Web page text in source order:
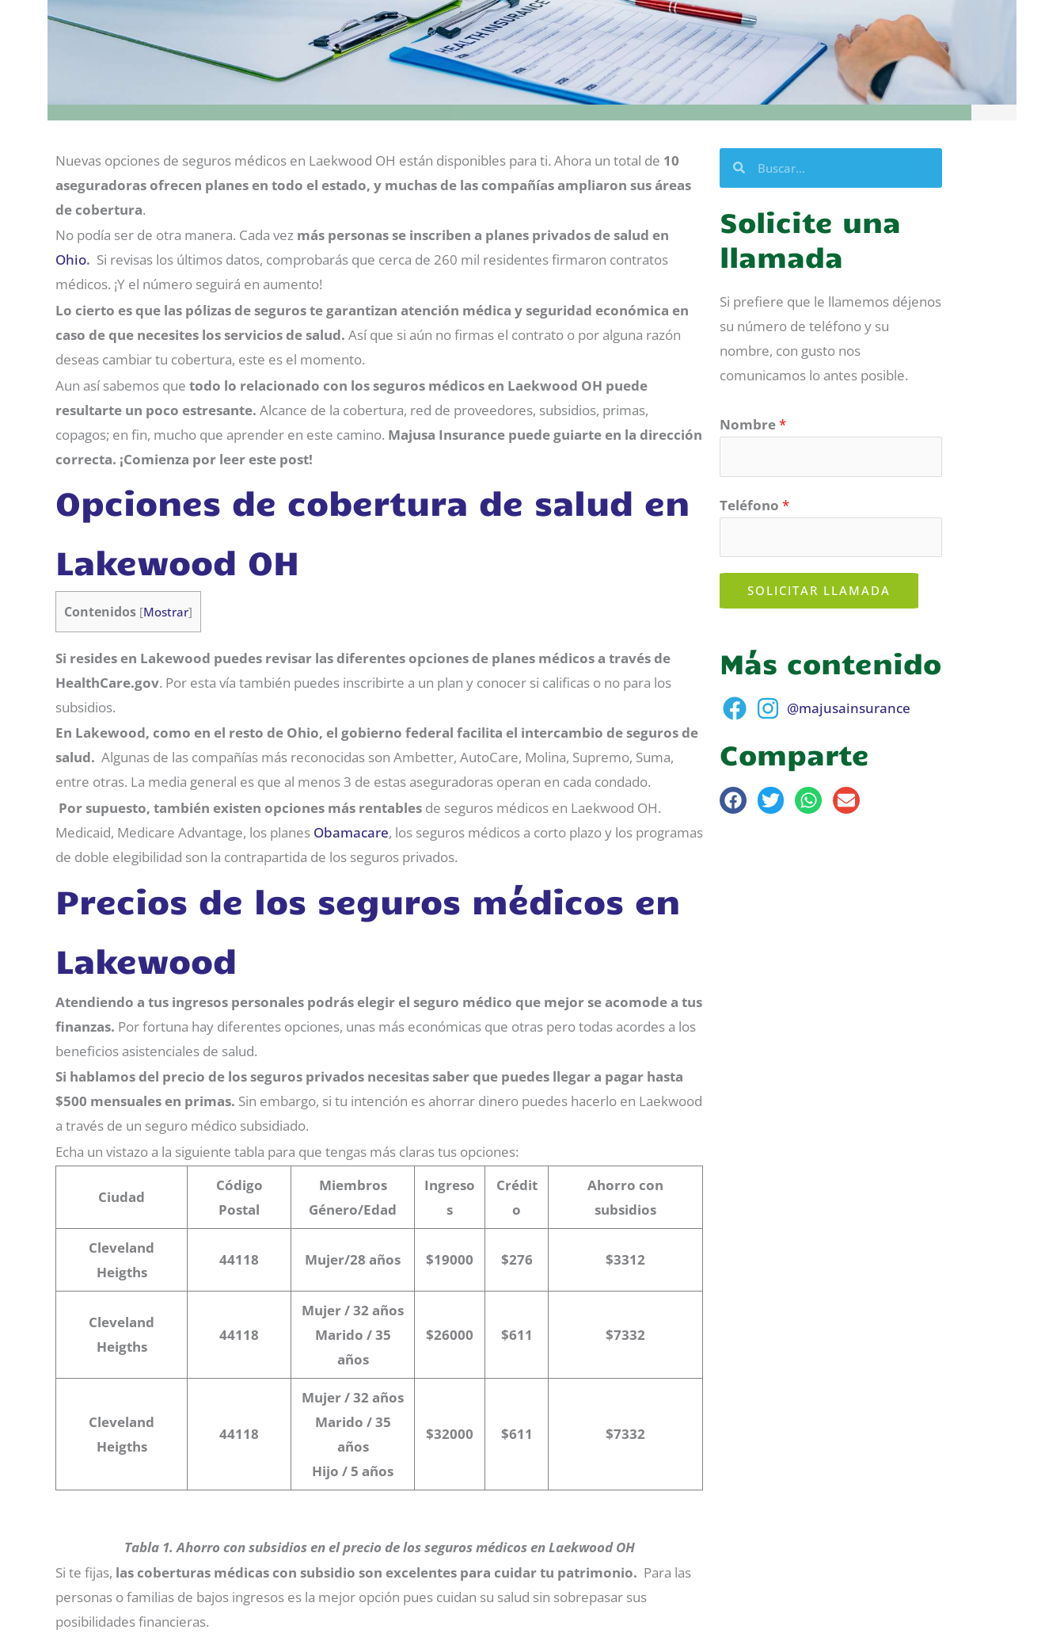
Nuevas opciones de seguros médicos en Laekwood OH están disponibles para ti. Ahora un total de 10
aseguradoras ofrecen planes en todo el estado, y muchas de las compañías ampliaron sus áreas
de cobertura.
No podía ser de otra manera. Cada vez más personas se inscriben a planes privados de salud en
Ohio. Si revisas los últimos datos, comprobarás que cerca de 260 mil residentes firmaron contratos
médicos. ¡Y el número seguirá en aumento!
Lo cierto es que las pólizas de seguros te garantizan atención médica y seguridad económica en
caso de que necesites los servicios de salud. Así que si aún no firmas el contrato o por alguna razón
deseas cambiar tu cobertura, este es el momento.
Aun así sabemos que todo lo relacionado con los seguros médicos en Laekwood OH puede
resultarte un poco estresante. Alcance de la cobertura, red de proveedores, subsidios, primas,
copagos; en fin, mucho que aprender en este camino. Majusa Insurance puede guiarte en la dirección
correcta. ¡Comienza por leer este post!
Opciones de cobertura de salud en
Lakewood OH
Contenidos [Mostrar]
Si resides en Lakewood puedes revisar las diferentes opciones de planes médicos a través de
HealthCare.gov. Por esta vía también puedes inscribirte a un plan y conocer si calificas o no para los
subsidios.
En Lakewood, como en el resto de Ohio, el gobierno federal facilita el intercambio de seguros de
salud. Algunas de las compañías más reconocidas son Ambetter, AutoCare, Molina, Supremo, Suma,
entre otras. La media general es que al menos 3 de estas aseguradoras operan en cada condado.
Por supuesto, también existen opciones más rentables de seguros médicos en Laekwood OH.
Medicaid, Medicare Advantage, los planes Obamacare, los seguros médicos a corto plazo y los programas
de doble elegibilidad son la contrapartida de los seguros privados.
Precios de los seguros médicos en
Lakewood
Atendiendo a tus ingresos personales podrás elegir el seguro médico que mejor se acomode a tus
finanzas. Por fortuna hay diferentes opciones, unas más económicas que otras pero todas acordes a los
beneficios asistenciales de salud.
Si hablamos del precio de los seguros privados necesitas saber que puedes llegar a pagar hasta
$500 mensuales en primas. Sin embargo, si tu intención es ahorrar dinero puedes hacerlo en Laekwood
a través de un seguro médico subsidiado.
Echa un vistazo a la siguiente tabla para que tengas más claras tus opciones:
Ciudad
Código
Postal
Miembros
Género/Edad
Ingreso
s
Crédit
o
Ahorro con
subsidios
Cleveland
Heigths
44118 Mujer/28 años $19000 $276 $3312
Cleveland
Heigths
44118
Mujer / 32 años
Marido / 35
años
$26000 $611 $7332
Cleveland
Heigths
44118
Mujer / 32 años
Marido / 35
años
Hijo / 5 años
$32000 $611 $7332
Tabla 1. Ahorro con subsidios en el precio de los seguros médicos en Laekwood OH
Si te fijas, las coberturas médicas con subsidio son excelentes para cuidar tu patrimonio. Para las
personas o familias de bajos ingresos es la mejor opción pues cuidan su salud sin sobrepasar sus
posibilidades financieras.
Buscar
Solicite una
llamada
Si prefiere que le llamemos déjenos
su número de teléfono y su
nombre, con gusto nos
comunicamos lo antes posible.
Nombre*
Teléfono *
SOLICITAR LLAMADA
Más contenido
@majusainsurance
Comparte